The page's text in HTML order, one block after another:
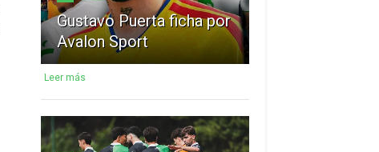
Gustavo Puerta ficha por
Avalon Sport
Leer más